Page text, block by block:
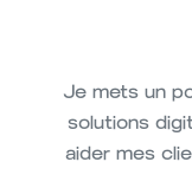
Je mets un
solutions
aider mes